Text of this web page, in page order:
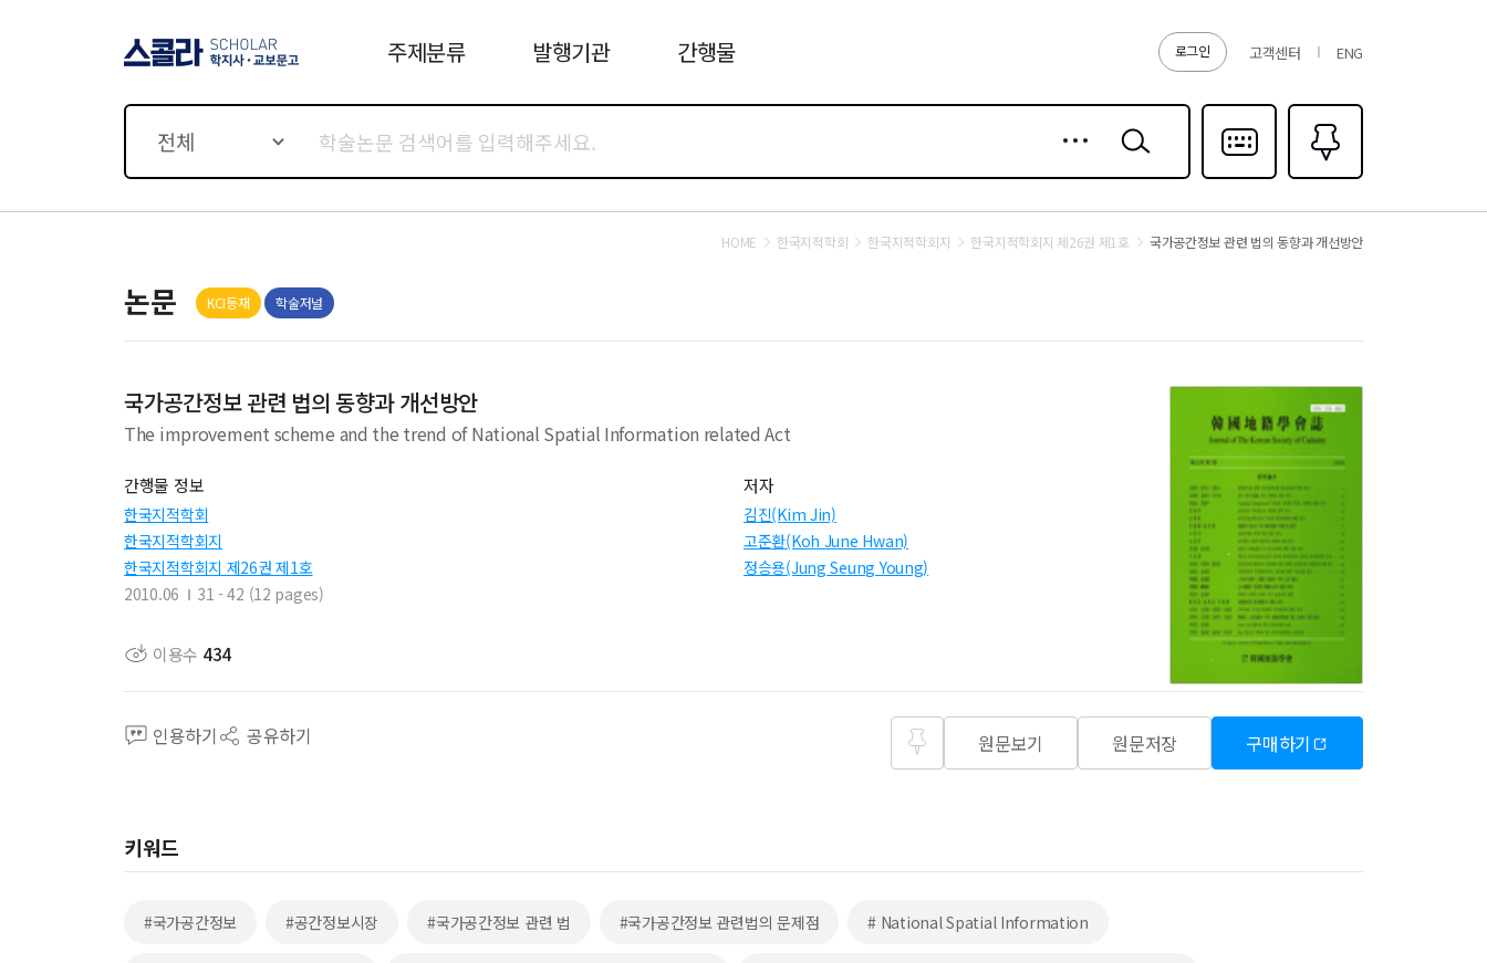
로그인 고객센터 ENG
주제분류 발행기관 간행물
전체
검색
다국어입력
즐겨찾기0
HOME 한국지적학회 한국지적학회지 한국지적학회지 제26권 제1호 국가공간정보 관련 법의 동향과 개선방안
논문 KCI등재 학술저널
국가공간정보 관련 법의 동향과 개선방안
The improvement scheme and the trend of National Spatial Information related Act
간행물 정보
한국지적학회
한국지적학회지
한국지적학회지 제26권 제1호
2010.06
31 - 42 (12 pages)
저자
김진(Kim Jin)
고준환(Koh June Hwan)
정승용(Jung Seung Young)
이용수 434
인용하기 공유하기 원문보기 원문저장 구매하기
키워드
#국가공간정보 #공간정보시장 #국가공간정보 관련 법 #국가공간정보 관련법의 문제점 # National Spatial Information